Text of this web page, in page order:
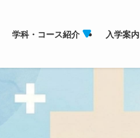
学科・コース紹介 入学案内